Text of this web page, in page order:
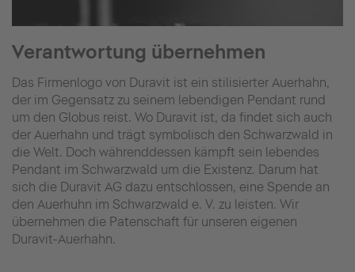
Verantwortung übernehmen
Das Firmenlogo von Duravit ist ein stilisierter Auerhahn,
der im Gegensatz zu seinem lebendigen Pendant rund
um den Globus reist. Wo Duravit ist, da findet sich auch
der Auerhahn und trägt symbolisch den Schwarzwald in
die Welt. Doch währenddessen kämpft sein lebendes
Pendant im Schwarzwald um die Existenz. Darum hat
sich die Duravit AG dazu entschlossen, eine Spende an
den Auerhuhn im Schwarzwald e. V. zu leisten. Wir
übernehmen die Patenschaft für unseren eigenen
Duravit-Auerhahn.